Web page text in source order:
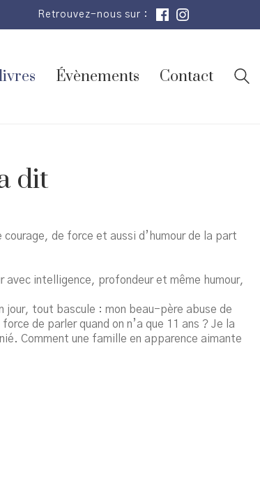
Retrouvez-nous sur :
Évènements Contact
dit
de force et aussi d’humour de la part
avec intelligence, profondeur et même humour,
jour, tout bascule : mon beau-père abuse de
de parler quand on n’a que 11 ans ? Je la
Comment une famille en apparence aimante